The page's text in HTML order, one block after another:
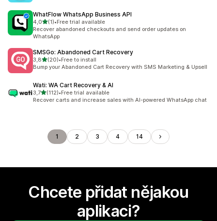
WhatFlow WhatsApp Business API
4,0z 5 hvězd
(1)
Celkový počet recenzí: 1
•Free trial available
Recover abandoned checkouts and send order updates on
WhatsApp
SMSGo: Abandoned Cart Recovery
3,8z 5 hvězd
(20)
Celkový počet recenzí: 20
•Free to install
Bump your Abandoned Cart Recovery with SMS Marketing & Upsell
Wati: WA Cart Recovery & AI
3,7z 5 hvězd
(112)
Celkový počet recenzí: 112
•Free trial available
Recover carts and increase sales with AI-powered WhatsApp chat
1 2 3 4 14
Chcete přidat nějakou
aplikaci?